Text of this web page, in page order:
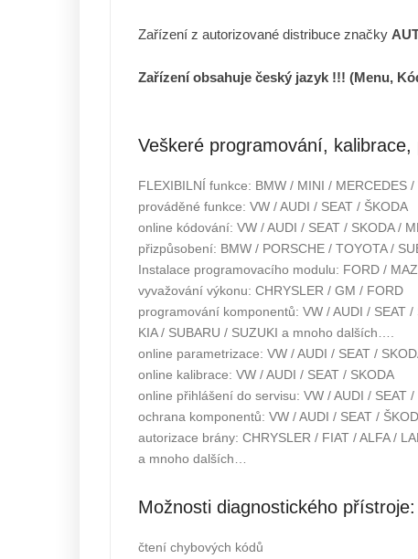
Zařízení z autorizované distribuce značky
Zařízení obsahuje český jazyk !!! (Menu,
Veškeré programování,
FLEXIBILNÍ funkce: BMW / MINI / MERCEDES
prováděné funkce: VW / AUDI / SEAT / ŠKODA
online kódování: VW / AUDI / SEAT / SKODA /
přizpůsobení: BMW / PORSCHE / TOYOTA /
Instalace programovacího modulu: FORD /
vyvažování výkonu: CHRYSLER / GM / FORD
programování komponentů: VW / AUDI / SEAT
KIA / SUBARU / SUZUKI a mnoho dalších….
online parametrizace: VW / AUDI / SEAT /
online kalibrace: VW / AUDI / SEAT / SKODA
online přihlášení do servisu: VW / AUDI / SEAT /
ochrana komponentů: VW / AUDI / SEAT /
autorizace brány: CHRYSLER / FIAT / ALFA /
a mnoho dalších…
Možnosti diagnostického přístroje:
čtení chybových kódů